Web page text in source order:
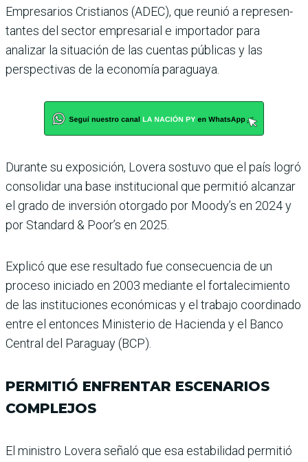
Empresarios Cristianos (ADEC), que reunió a represen­
tantes del sector empresarial e importador para
analizar la situación de las cuentas públi­cas y las
perspectivas de la eco­nomía paraguaya.
Durante su exposición, Lovera sostuvo que el país logró
consolidar una base institucional que permitió alcanzar
el grado de inver­sión otorgado por Moody’s en 2024 y
por Standard & Poor’s en 2025.
Explicó que ese resultado fue consecuencia de un
proceso iniciado en 2003 mediante el fortalecimiento
de las ins­tituciones económicas y el trabajo coordinado
entre el entonces Ministerio de Hacienda y el Banco
Central del Paraguay (BCP).
PERMITIÓ ENFRENTAR ESCENARIOS
COMPLEJOS
El ministro Lovera señaló que esa estabilidad permitió